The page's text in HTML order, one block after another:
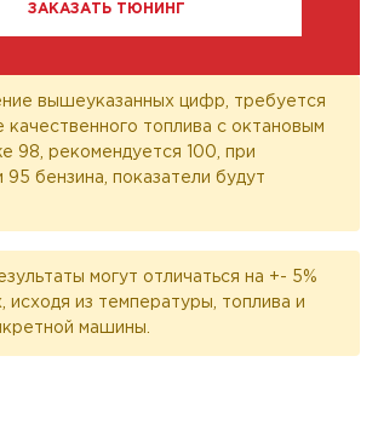
ЗАКАЗАТЬ ТЮНИНГ
вышеуказанных цифр, требуется
качественного топлива с октановым
98, рекомендуется 100, при
95 бензина, показатели будут
могут отличаться на +- 5%
исходя из температуры, топлива и
машины.